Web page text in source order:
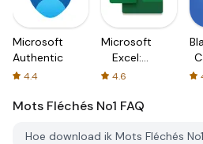
Microsoft
Authenticator
4.4
Microsoft
Excel:
Spreadsheets
4.6
Mots Fléchés No1 FAQ
Hoe download ik Mots Fléchés No1